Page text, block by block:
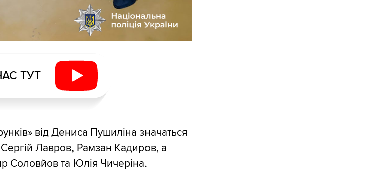
ТУТ
від Дениса Пушиліна значаться
Лавров, Рамзан Кадиров, а
Соловйов та Юлія Чичеріна.